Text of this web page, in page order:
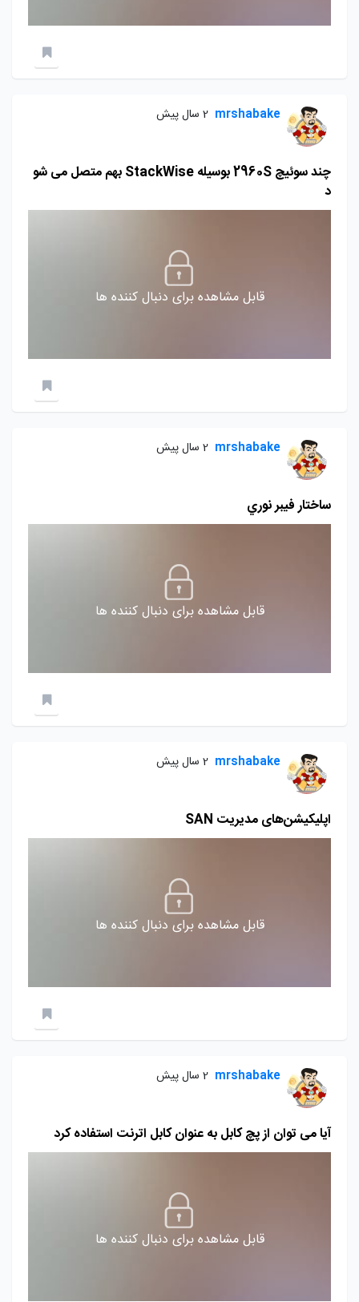
mrshabake 2 سال پیش
چند سوئیچ 2960S بوسیله StackWise بهم متصل می شو
د
قابل مشاهده برای دنبال کننده ها
mrshabake 2 سال پیش
ساختار فيبر نوري
قابل مشاهده برای دنبال کننده ها
mrshabake 2 سال پیش
اپلیکیشن‌های مدیریت SAN
قابل مشاهده برای دنبال کننده ها
mrshabake 2 سال پیش
آیا می توان از پچ کابل به عنوان کابل اترنت استفاده کرد
قابل مشاهده برای دنبال کننده ها